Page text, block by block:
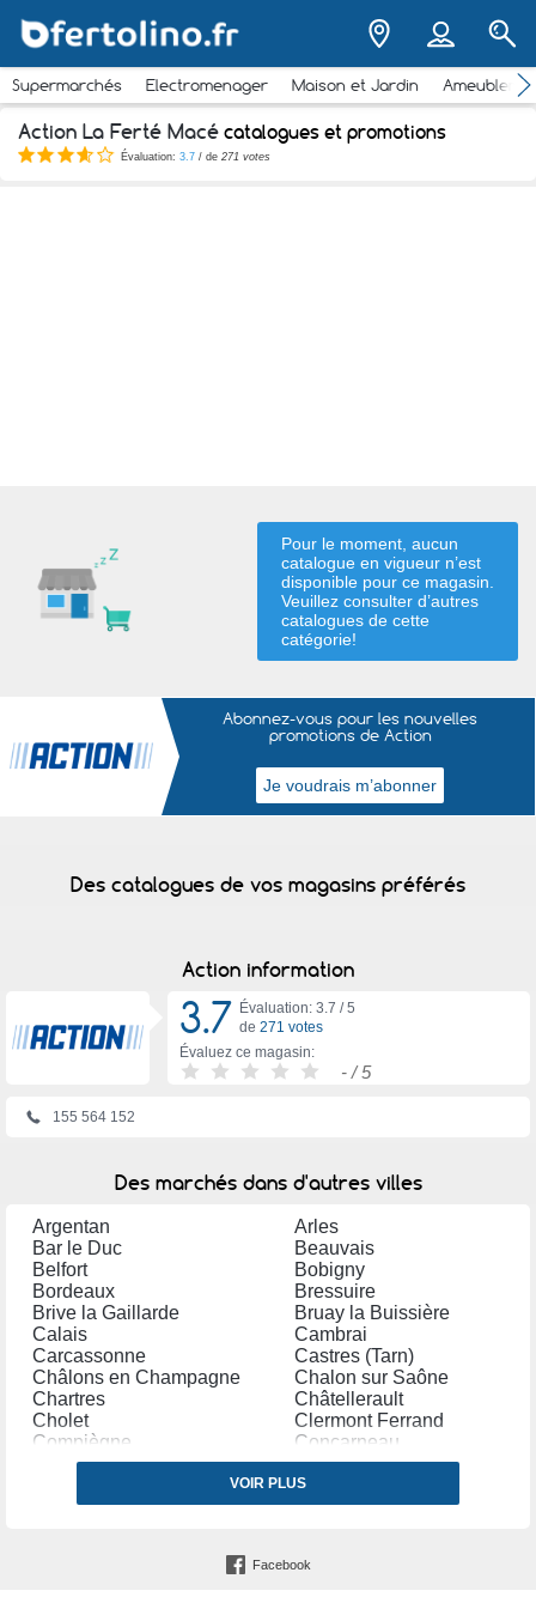
Supermarchés Electromenager Maison et Jardin
Action La Ferté Macé catalogues et promotions
Évaluation: 3.7 / de 271 votes
Pour le moment, aucun
catalogue en vigueur n’est
disponible pour ce magasin.
Veuillez consulter d’autres
catalogues de cette
catégorie!
Abonnez-vous pour les nouvelles
promotions de Action
Des catalogues de vos magasins préférés
Action information
3.7 Évaluation: 3.7 /5
de 271 votes
Évaluez ce magasin:
- / 5
155 564 152
Des marchés dans d'autres villes
Argentan
Arles
Bar le Duc
Beauvais
Belfort
Bobigny
Bordeaux
Bressuire
Brive la Gaillarde
Bruay la Buissière
Calais
Cambrai
Carcassonne
Castres (Tarn)
Châlons en Champagne
Chalon sur Saône
Chartres
Châtellerault
Cholet
Clermont Ferrand
Compiègne
Concarneau
Coudekerque Branche
Créteil
Douai
Dreux
Etampes
Hazebrouck
VOIR PLUS
Facebook